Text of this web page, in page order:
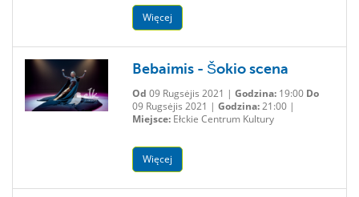
Więcej
Bebaimis - Šokio scena
Od 09 Rugsėjis 2021 | Godzina:19:00 Do
09 Rugsėjis 2021 | Godzina:21:00 |
Miejsce:Ełckie Centrum Kultury
Więcej